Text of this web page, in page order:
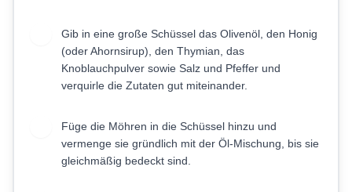
Gib in eine große Schüssel das Olivenöl, den Honig
(oder Ahornsirup), den Thymian, das
Knoblauchpulver sowie Salz und Pfeffer und
verquirle die Zutaten gut miteinander.
Füge die Möhren in die Schüssel hinzu und
vermenge sie gründlich mit der Öl-Mischung, bis sie
gleichmäßig bedeckt sind.